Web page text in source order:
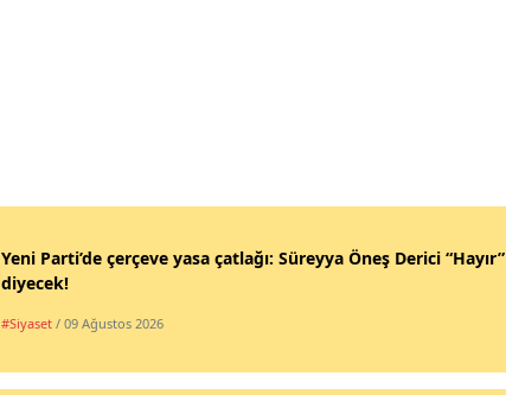
Yeni Parti’de çerçeve yasa çatlağı: Süreyya Öneş Derici “Hayır”
diyecek!
#Siyaset / 09 Ağustos 2026